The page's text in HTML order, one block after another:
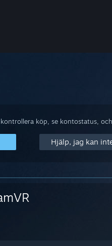
köp, se kontostatus,
Hjälp, jag kan